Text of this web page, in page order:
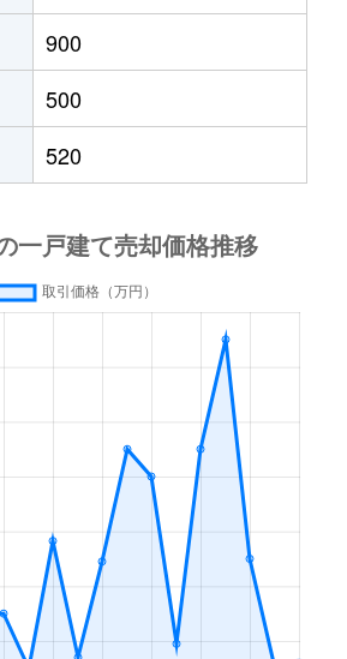
250万円
900
500
520